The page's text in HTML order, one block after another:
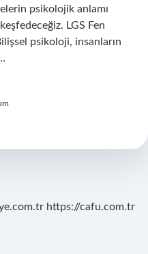
psikolojik anlamı
LGS Fen
psikoloji, insanların
https://cafu.com.tr